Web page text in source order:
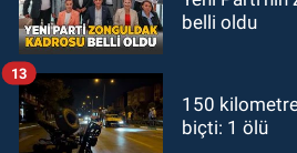
belli oldu
150 kilometre
biçti: 1 ölü
13